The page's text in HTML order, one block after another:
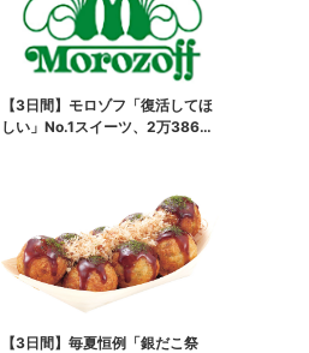
【3日間】モロゾフ「復活してほ
しい」No.1スイーツ、2万3865
【3日間】毎夏恒例「銀だこ祭